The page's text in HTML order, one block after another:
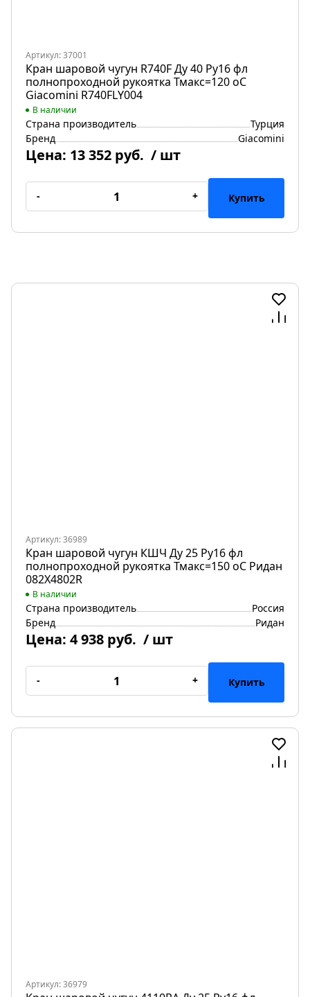
Артикул: 37001
Кран шаровой чугун R740F Ду 40 Ру16 фл
полнопроходной рукоятка Тмакс=120 оС
Giacomini R740FLY004
В наличии
Страна производитель
Турция
Бренд
Giacomini
Цена: 13 352 руб. / шт
- + Купить
Артикул: 36989
Кран шаровой чугун КШЧ Ду 25 Ру16 фл
полнопроходной рукоятка Тмакс=150 оС Ридан
082X4802R
В наличии
Страна производитель
Россия
Бренд
Ридан
Цена: 4 938 руб. / шт
- + Купить
Артикул: 36979